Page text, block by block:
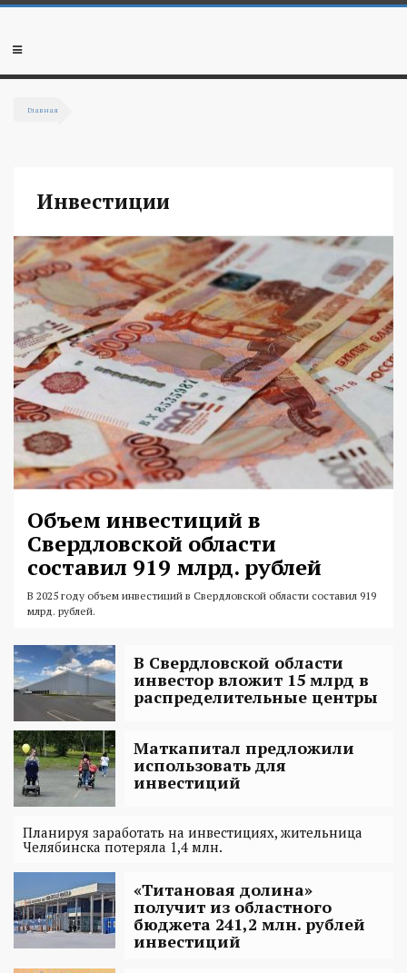
Перейти к основному содержанию
Мобильное
Главная
Инвестиции
Объем инвестиций в
Свердловской области
составил 919 млрд. рублей
В 2025 году объем инвестиций в Свердловской области составил 919
млрд. рублей.
В Свердловской области
инвестор вложит 15 млрд в
распределительные центры
Маткапитал предложили
использовать для
инвестиций
Планируя заработать на инвестициях, жительница
Челябинска потеряла 1,4 млн.
«Титановая долина»
получит из областного
бюджета 241,2 млн. рублей
инвестиций